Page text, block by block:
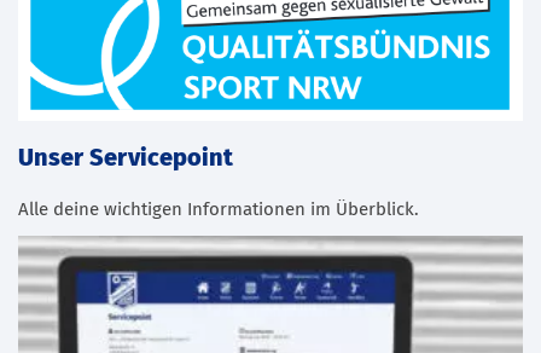
Unser Servicepoint
Alle deine wichtigen Informationen im Überblick.